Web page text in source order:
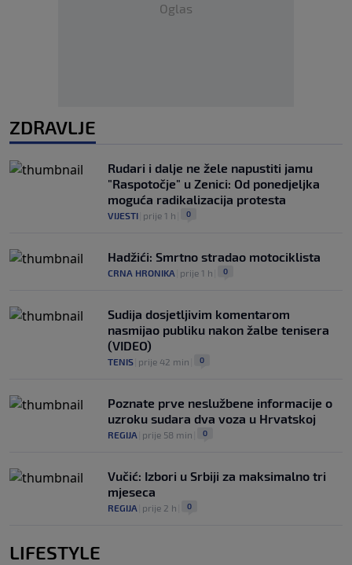
Oglas
ZDRAVLJE
Rudari i dalje ne žele napustiti jamu
"Raspotočje" u Zenici: Od ponedjeljka
moguća radikalizacija protesta
VIJESTI prije 1 h 0
Hadžići: Smrtno stradao motociklista
CRNA HRONIKA prije 1 h 0
Sudija dosjetljivim komentarom
nasmijao publiku nakon žalbe tenisera
(VIDEO)
TENIS prije 42 min 0
Poznate prve neslužbene informacije o
uzroku sudara dva voza u Hrvatskoj
REGIJA prije 58 min 0
Vučić: Izbori u Srbiji za maksimalno tri
mjeseca
REGIJA prije 2 h 0
LIFESTYLE